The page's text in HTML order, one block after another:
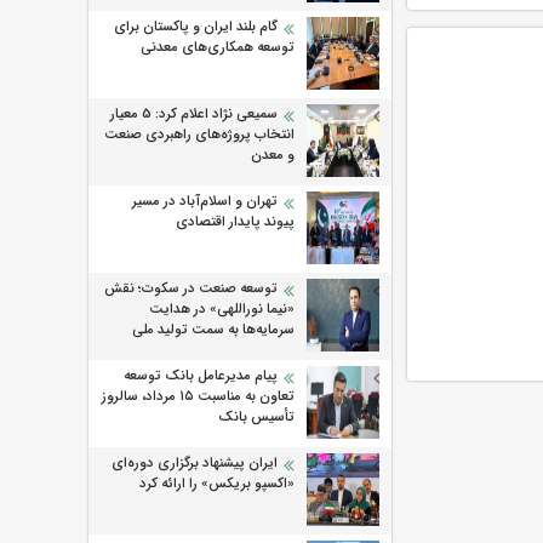
گام بلند ایران و پاکستان برای
توسعه همکاری‌های معدنی
سمیعی‌ نژاد اعلام کرد: 5 معیار
انتخاب پروژه‌های راهبردی صنعت
و معدن
تهران و اسلام‌آباد در مسیر
پیوند پایدار اقتصادی
توسعه صنعت در سکوت؛ نقش
«نیما نوراللهی» در هدایت
سرمایه‌ها به سمت تولید ملی
پیام مدیرعامل بانک توسعه
تعاون به مناسبت ۱۵ مرداد، سالروز
تأسیس بانک
ایران پیشنهاد برگزاری دوره‌ای
«اکسپو بریکس» را ارائه کرد